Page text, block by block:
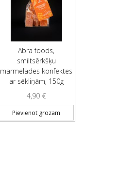
Abra foods,
smiltsērkšķu
marmelādes konfektes
ar sēkliņām, 150g
4,90 €
Pievienot grozam